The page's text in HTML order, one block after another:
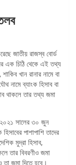
জাতীয় রাজস্ব বোর্ড
এক চিঠি থেকে এই তথ্য
খান রানার নামে বা
নামে ব্যাংক হিসাব বা
থাকলে তার তথ্য জমা
সালের ৩০ জুন
পাশাপাশি তাদের
মুদ্রা হিসাব,
তার বিবরণীও জমা
জমা দিতে হবে।